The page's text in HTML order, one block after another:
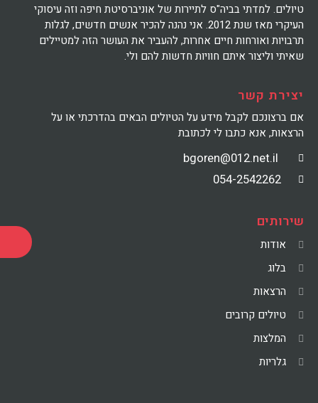
טיולים. למדתי בביה"ס לתיירות של אוניברסיטת חיפה וזה עיסוקי
העיקרי מאז שנת 2012. אני נהנה להכיר אנשים חדשים, לגלות
תרבויות ואורחות חיים אחרות, להעביר את העושר הזה למטיילים
שאיתי וליצור איתם חוויות חדשות להם ולי.
יצירת קשר
אם ברצונכם לקבל מידע על הטיולים הבאים בהדרכתי או על
הרצאות, אנא כתבו לי לכתובת
054-2542262
שירותים
אודות
בלוג
הרצאות
טיולים קרובים
המלצות
גלריות